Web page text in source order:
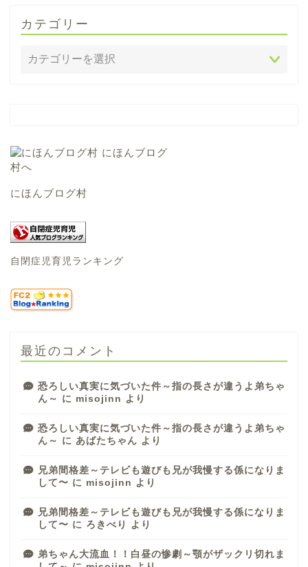
カテゴリー
にほんブログ村
自閉症児育児ランキング
最近のコメント
恐ろしい真実に気づいた件～指の長さが違うよ弟ちゃ
ん～ に misojinn より
恐ろしい真実に気づいた件～指の長さが違うよ弟ちゃ
ん～ に あばたちゃん より
兄弟間格差～テレビも遊びも兄が我慢する係になりま
して〜 に misojinn より
兄弟間格差～テレビも遊びも兄が我慢する係になりま
して〜 に ろきべり より
弟ちゃん大流血！！白昼の惨劇～顎がザックリ切れま